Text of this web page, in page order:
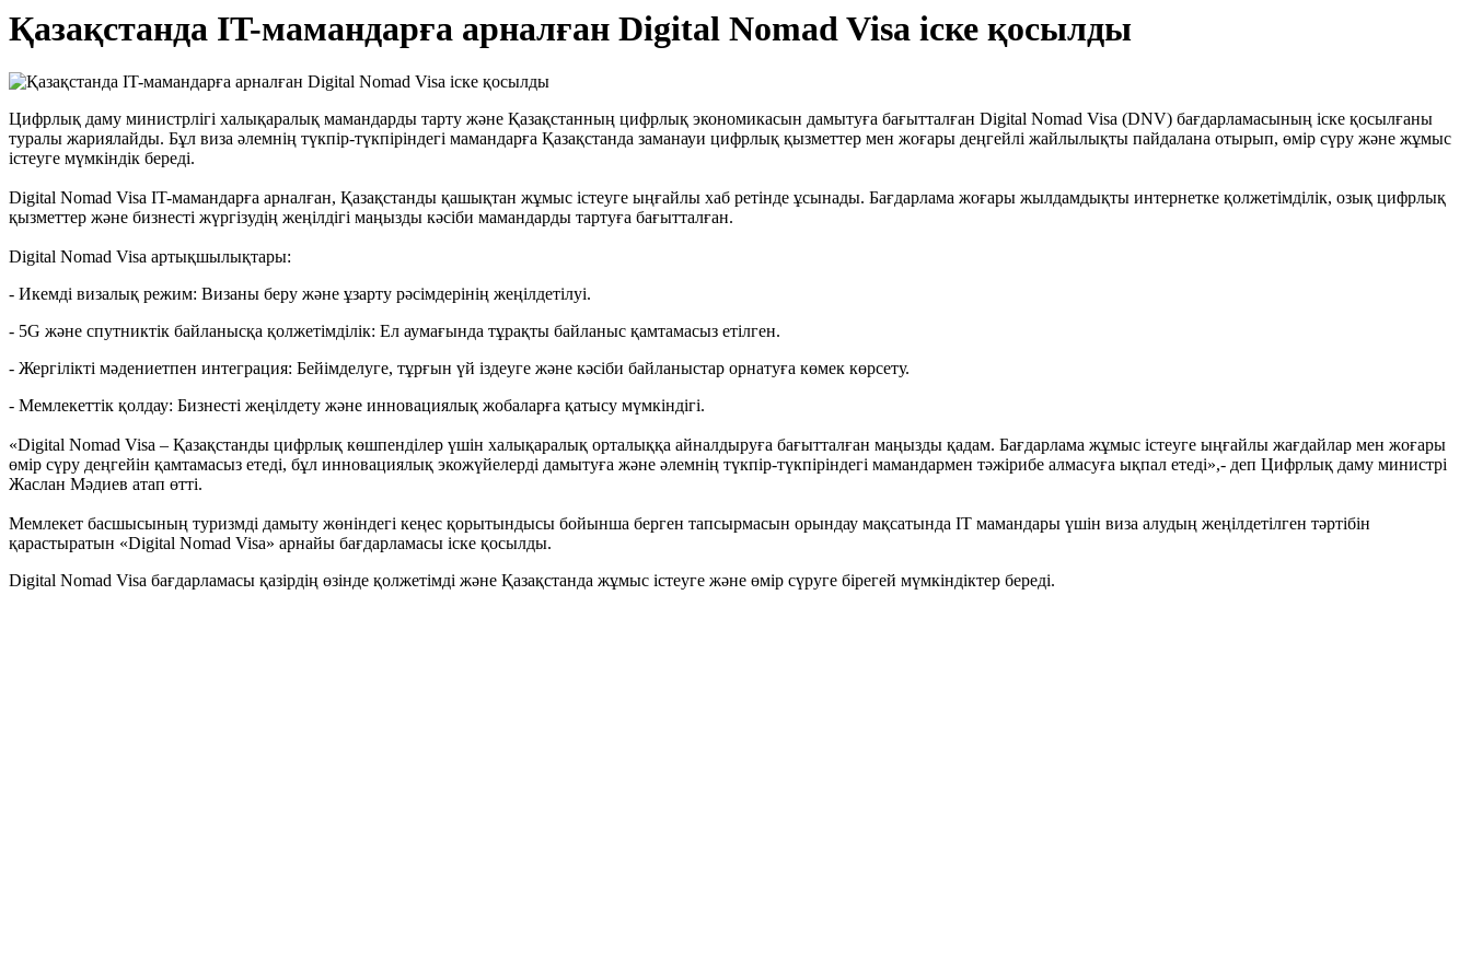
Қазақстанда IT-мамандарға арналған Digital Nomad Visa іске қосылды
Цифрлық даму министрлігі халықаралық мамандарды тарту және Қазақстанның цифрлық экономикасын дамытуға бағытталған Digital Nomad Visa (DNV) бағдарламасының іске қосылғаны
туралы жариялайды. Бұл виза әлемнің түкпір-түкпіріндегі мамандарға Қазақстанда заманауи цифрлық қызметтер мен жоғары деңгейлі жайлылықты пайдалана отырып, өмір сүру және жұмыс
істеуге мүмкіндік береді.
Digital Nomad Visa IT-мамандарға арналған, Қазақстанды қашықтан жұмыс істеуге ыңғайлы хаб ретінде ұсынады. Бағдарлама жоғары жылдамдықты интернетке қолжетімділік, озық цифрлық
қызметтер және бизнесті жүргізудің жеңілдігі маңызды кәсіби мамандарды тартуға бағытталған.
Digital Nomad Visa артықшылықтары:
- Икемді визалық режим: Визаны беру және ұзарту рәсімдерінің жеңілдетілуі.
- 5G және спутниктік байланысқа қолжетімділік: Ел аумағында тұрақты байланыс қамтамасыз етілген.
- Жергілікті мәдениетпен интеграция: Бейімделуге, тұрғын үй іздеуге және кәсіби байланыстар орнатуға көмек көрсету.
- Мемлекеттік қолдау: Бизнесті жеңілдету және инновациялық жобаларға қатысу мүмкіндігі.
«Digital Nomad Visa – Қазақстанды цифрлық көшпенділер үшін халықаралық орталыққа айналдыруға бағытталған маңызды қадам. Бағдарлама жұмыс істеуге ыңғайлы жағдайлар мен жоғары
өмір сүру деңгейін қамтамасыз етеді, бұл инновациялық экожүйелерді дамытуға және әлемнің түкпір-түкпіріндегі мамандармен тәжірибе алмасуға ықпал етеді»,- деп Цифрлық даму министрі
Жаслан Мәдиев атап өтті.
Мемлекет басшысының туризмді дамыту жөніндегі кеңес қорытындысы бойынша берген тапсырмасын орындау мақсатында IT мамандары үшін виза алудың жеңілдетілген тәртібін
қарастыратын «Digital Nomad Visa» арнайы бағдарламасы іске қосылды.
Digital Nomad Visa бағдарламасы қазірдің өзінде қолжетімді және Қазақстанда жұмыс істеуге және өмір сүруге бірегей мүмкіндіктер береді.